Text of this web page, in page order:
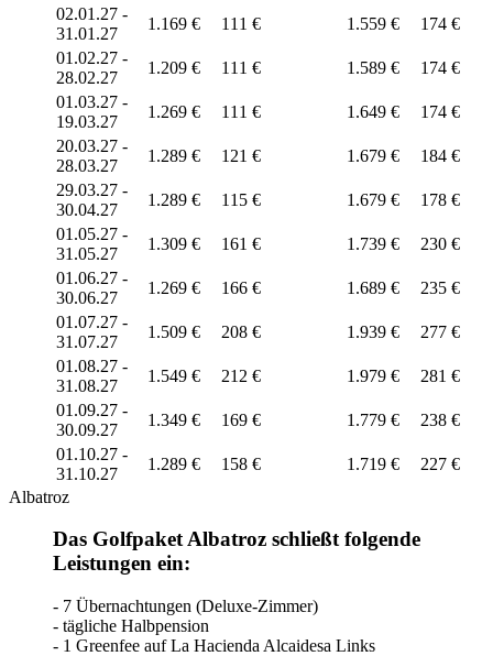
02.01.27 -
31.01.27
1.169 € 111 € 1.559 €
174 €
01.02.27 -
28.02.27
1.209 € 111 € 1.589 €
174 €
01.03.27 -
19.03.27
1.269 € 111 € 1.649 €
174 €
20.03.27 -
28.03.27
1.289 € 121 € 1.679 €
184 €
29.03.27 -
30.04.27
1.289 € 115 € 1.679 €
178 €
01.05.27 -
31.05.27
1.309 € 161 € 1.739 €
230 €
01.06.27 -
30.06.27
1.269 € 166 € 1.689 €
235 €
01.07.27 -
31.07.27
1.509 € 208 € 1.939 €
277 €
01.08.27 -
31.08.27
1.549 € 212 € 1.979 €
281 €
01.09.27 -
30.09.27
1.349 € 169 € 1.779 €
238 €
01.10.27 -
31.10.27
1.289 € 158 € 1.719 €
227 €
Albatroz
Das Golfpaket Albatroz schließt folgende
Leistungen ein:
- 7 Übernachtungen (Deluxe-Zimmer)
- tägliche Halbpension
- 1 Greenfee auf La Hacienda Alcaidesa Links